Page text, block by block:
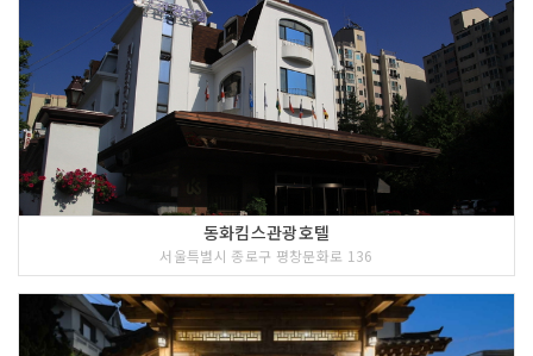
동화킴스관광호텔
서울특별시 종로구 평창문화로 136